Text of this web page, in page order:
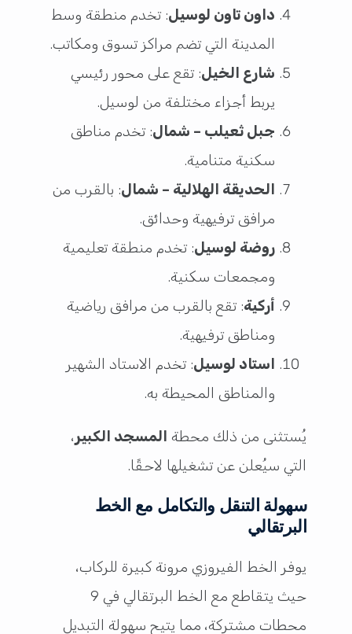
داون تاون لوسيل: تخدم منطقة وسط
المدينة التي تضم مراكز تسوق ومكاتب.
شارع الخيل: تقع على محور رئيسي
يربط أجزاء مختلفة من لوسيل.
جبل ثعيلب – شمال: تخدم مناطق
سكنية متنامية.
الحديقة الهلالية – شمال: بالقرب من
مرافق ترفيهية وحدائق.
روضة لوسيل: تخدم منطقة تعليمية
ومجمعات سكنية.
أركية: تقع بالقرب من مرافق رياضية
ومناطق ترفيهية.
استاد لوسيل: تخدم الاستاد الشهير
والمناطق المحيطة به.
يُستثنى من ذلك محطة المسجد الكبير ،
التي سيُعلن عن تشغيلها لاحقًا.
سهولة التنقل والتكامل مع الخط
البرتقالي
يوفر الخط الفيروزي مرونة كبيرة للركاب،
حيث يتقاطع مع الخط البرتقالي في 9
محطات مشتركة، مما يتيح سهولة التبديل